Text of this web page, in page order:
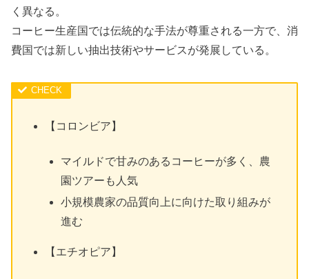
く異なる。
コーヒー生産国では伝統的な手法が尊重される一方で、消
費国では新しい抽出技術やサービスが発展している。
【コロンビア】
マイルドで甘みのあるコーヒーが多く、農
園ツアーも人気
小規模農家の品質向上に向けた取り組みが
進む
【エチオピア】